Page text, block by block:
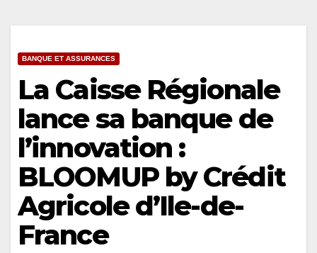
BANQUE ET ASSURANCES
La Caisse Régionale
lance sa banque de
l’innovation :
BLOOMUP by Crédit
Agricole d’Ile-de-
France